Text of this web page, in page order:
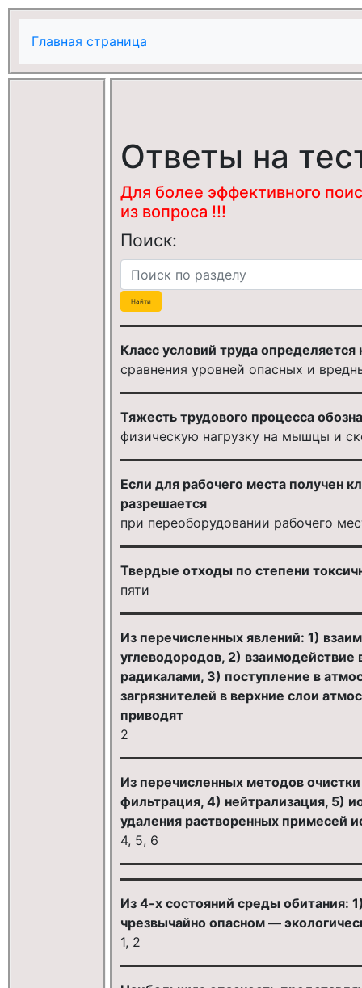
Главная страница
Ответы на
Для более эффективного
из вопроса !!!
Поиск:
Класс условий труда определяется
сравнения уровней опасных и
Тяжесть трудового процесса
физическую нагрузку на мышцы и
Если для рабочего места получен
разрешается
при переоборудовании рабочего
Твердые отходы по степени
пяти
Из перечисленных явлений: 1)
углеводородов, 2)
радикалами, 3) поступление в
загрязнителей в верхние слои
приводят
2
Из перечисленных методов
фильтрация, 4) нейтрализация, 5)
удаления растворенных примесей
4, 5, 6
Из 4-х состояний среды обитания:
чрезвычайно опасном —
1, 2